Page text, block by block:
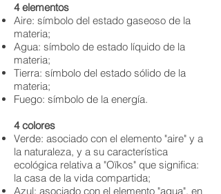
4 elementos
Aire: símbolo del estado gaseoso de la
materia;
Agua: símbolo de estado líquido de la
materia;
Tierra: símbolo del estado sólido de la
materia;
Fuego: símbolo de la energía.
4 colores
Verde: asociado con el elemento "aire" y a
la naturaleza, y a su característica
ecológica relativa a "Oïkos" que significa:
la casa de la vida compartida;
Azul: asociado con el elemento "agua", en